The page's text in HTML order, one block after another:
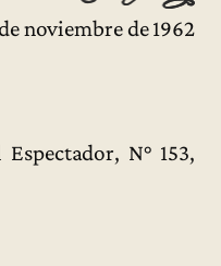
noviembre de 1962
N° 153,